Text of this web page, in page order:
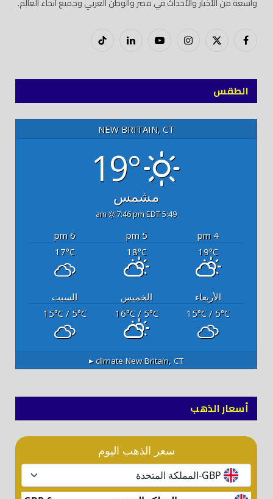
فيسبوكX
إنستغراميوتيوب لينكدود
تيك
الطقس
NEW BRITAIN, CT
19°
مشمس
5:49 am
7:46 pm EDT
4 pm
5 pm
6 pm
19°C
18°C
17°C
الأربعاء الخميس
السبت
15°C / 5°C
16°C/ 5°C
15°C/ 5°C
New Britain, CT
أسعار الذهب